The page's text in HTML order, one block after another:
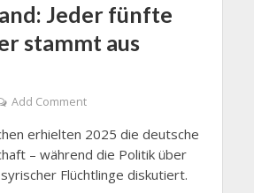
Jeder fünfte
stammt aus
Add Comment
erhielten 2025 die deutsche
– während die Politik über
Flüchtlinge diskutiert.